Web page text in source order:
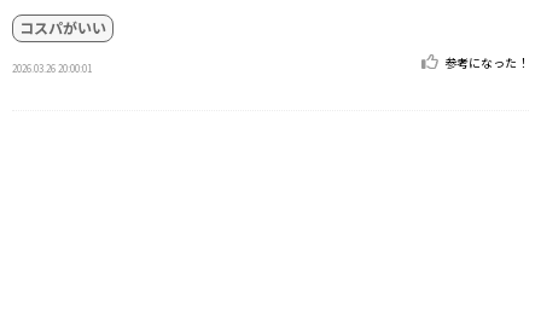
コスパがいい
2026.03.26 20:00:01 参考になった！